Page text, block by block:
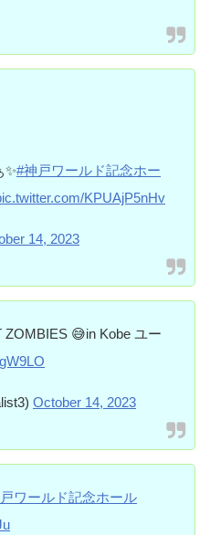
✨#神戸ワールド記念ホー
KPUAjP5nHv
14, 2023
😅in Kobe ユー
October 14, 2023
ワールド記念ホール